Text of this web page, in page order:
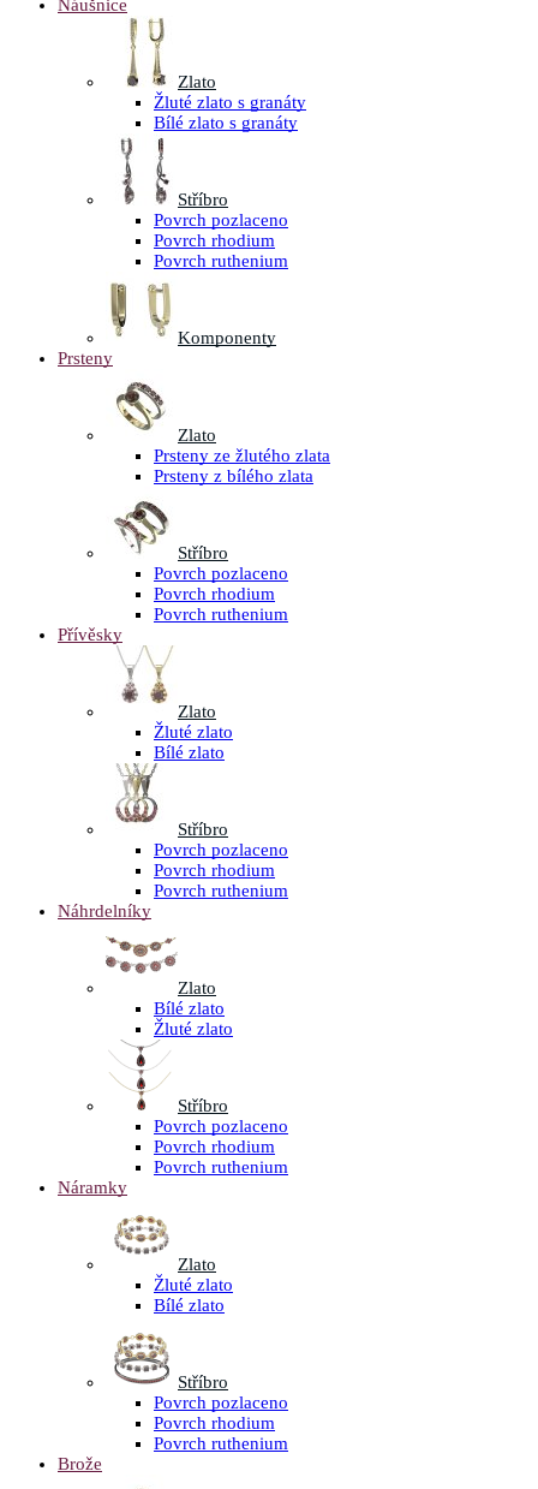
Náušnice
Zlato
Žluté zlato s granáty
Bílé zlato s granáty
Stříbro
Povrch pozlaceno
Povrch rhodium
Povrch ruthenium
Komponenty
Prsteny
Zlato
Prsteny ze žlutého zlata
Prsteny z bílého zlata
Stříbro
Povrch pozlaceno
Povrch rhodium
Povrch ruthenium
Přívěsky
Zlato
Žluté zlato
Bílé zlato
Stříbro
Povrch pozlaceno
Povrch rhodium
Povrch ruthenium
Náhrdelníky
Zlato
Bílé zlato
Žluté zlato
Stříbro
Povrch pozlaceno
Povrch rhodium
Povrch ruthenium
Náramky
Zlato
Žluté zlato
Bílé zlato
Stříbro
Povrch pozlaceno
Povrch rhodium
Povrch ruthenium
Brože